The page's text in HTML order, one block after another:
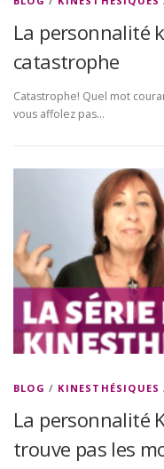
La personnalité
catastrophe
Catastrophe! Quel mot
vous affolez pas…
BLOG / KINESTHÉSIQUES
La personnalité
trouve pas les